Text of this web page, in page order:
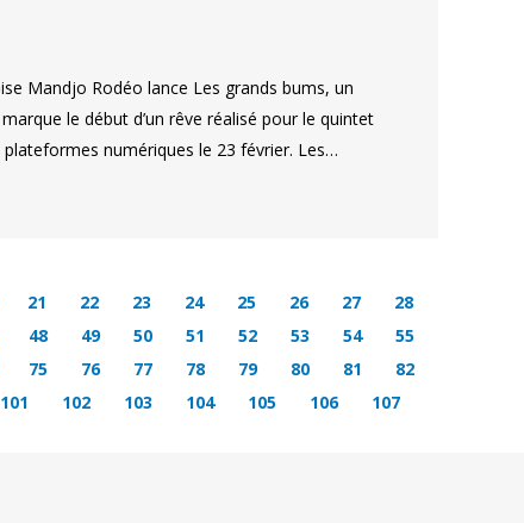
Mandjo Rodéo lance Les grands bums, un
le début d’un rêve réalisé pour le quintet
numériques le 23 février. Les…
21 22 23 24 25 26 27
28
48 49 50 51 52 53 54
55
75 76 77 78 79 80 81
82
101 102 103 104 105 106
107